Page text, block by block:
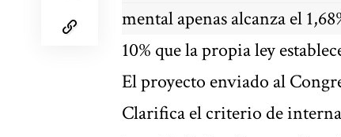
mental apenas alcanza el
10% que la propia ley
El proyecto enviado al
Clarifica el criterio de